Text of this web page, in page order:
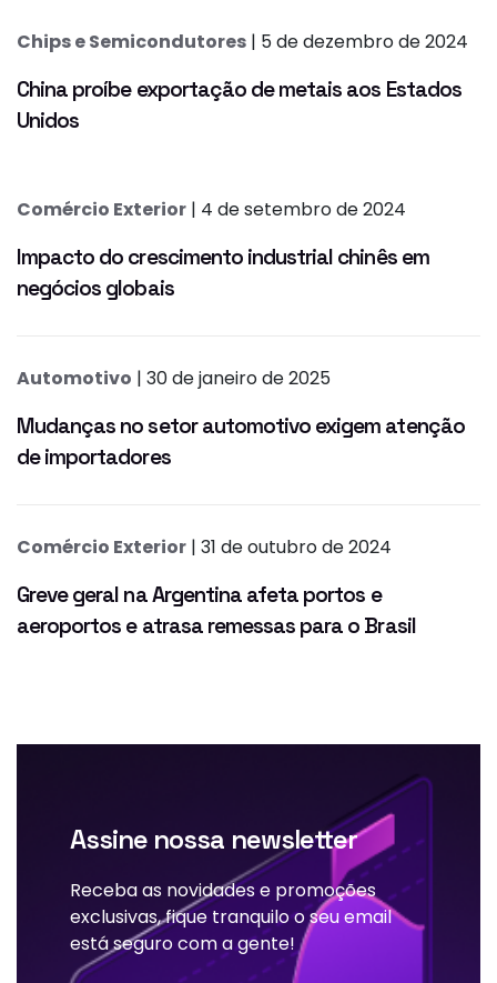
Chips e Semicondutores | 5 de dezembro de 2024
China proíbe exportação de metais aos Estados
Unidos
Comércio Exterior | 4 de setembro de 2024
Impacto do crescimento industrial chinês em
negócios globais
Automotivo | 30 de janeiro de 2025
Mudanças no setor automotivo exigem atenção
de importadores
Comércio Exterior | 31 de outubro de 2024
Greve geral na Argentina afeta portos e
aeroportos e atrasa remessas para o Brasil
Assine nossa newsletter
Receba as novidades e promoções
exclusivas, fique tranquilo o seu email
está seguro com a gente!